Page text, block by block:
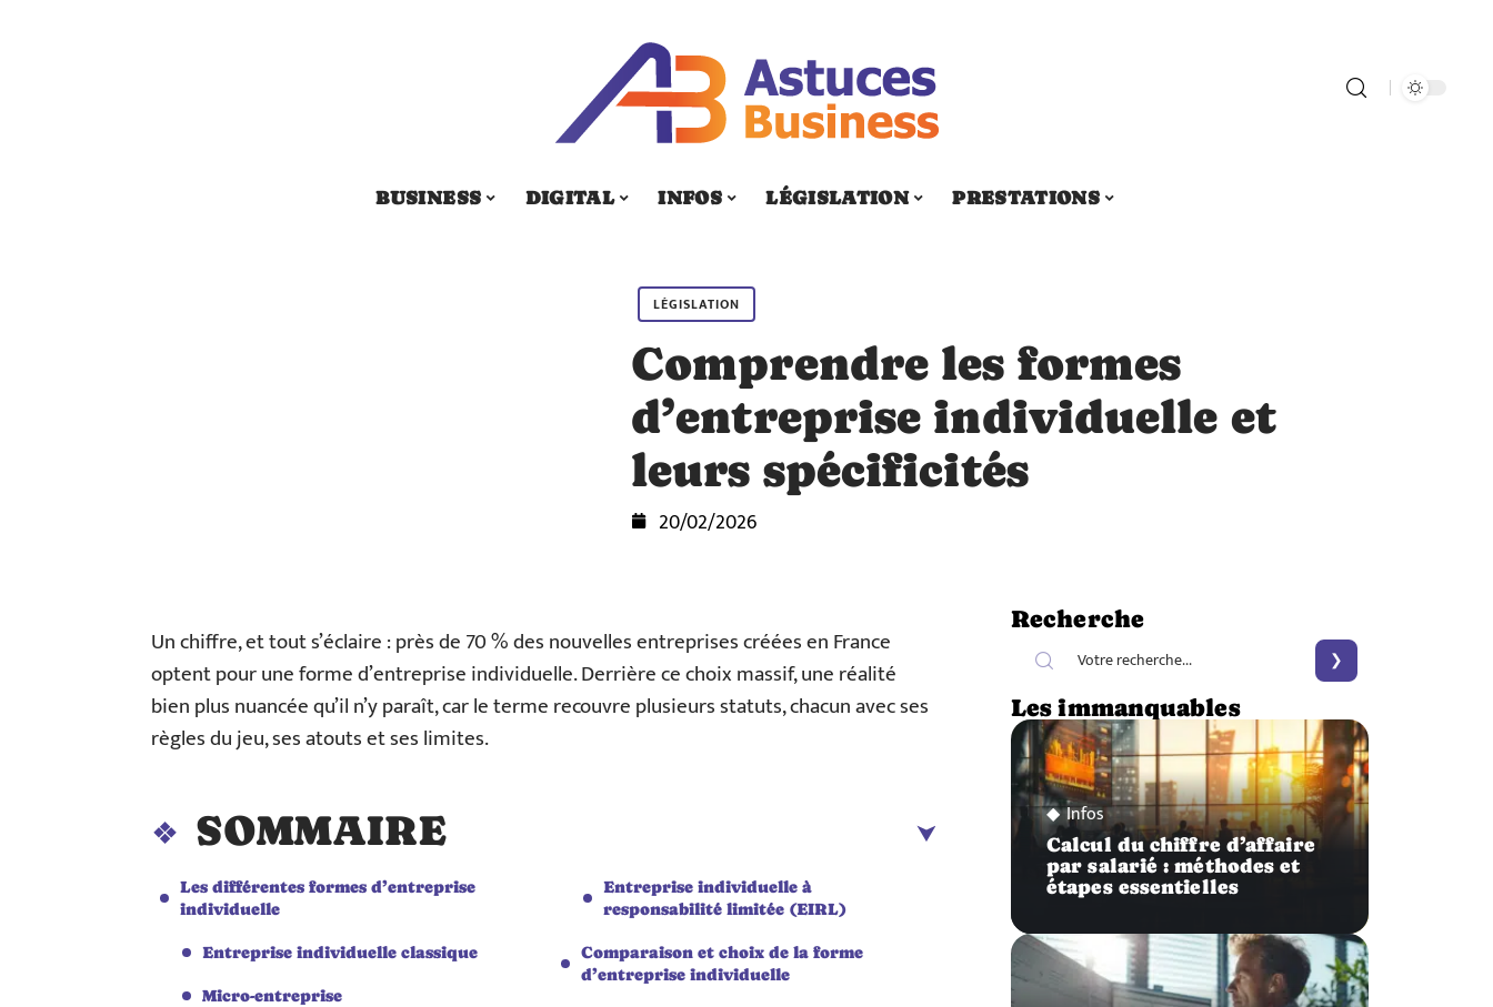
BUSINESS DIGITAL INFOS LÉGISLATION PRESTATIONS
LÉGISLATION
Comprendre les formes
d’entreprise individuelle et
leurs spécificités
20/02/2026
Un chiffre, et tout s’éclaire : près de 70 % des nouvelles entreprises créées en France
optent pour une forme d’entreprise individuelle. Derrière ce choix massif, une réalité
bien plus nuancée qu’il n’y paraît, car le terme recouvre plusieurs statuts, chacun avec ses
règles du jeu, ses atouts et ses limites.
SOMMAIRE
Les différentes formes d’entreprise
individuelle
Entreprise individuelle classique
Micro-entreprise
Entreprise individuelle à
responsabilité limitée (EIRL)
Comparaison et choix de la forme
d’entreprise individuelle
Recherche
Les immanquables
Infos
Calcul du chiffre d’affaire
par salarié : méthodes et
étapes essentielles